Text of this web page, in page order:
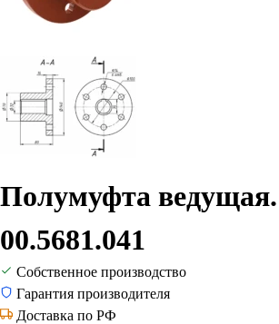
Полумуфта ведущая.
00.5681.041
Собственное производство
Гарантия производителя
Доставка по РФ